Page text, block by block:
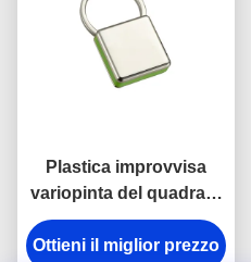
Plastica improvvisa
variopinta del quadrato
della catena chiave del
gancio dell'anti della
Ottieni il miglior prezzo